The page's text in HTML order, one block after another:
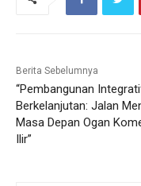
Berita Sebelumnya
“Pembangunan
Berkelanjutan: Jalan
Masa Depan Ogan
Ilir”